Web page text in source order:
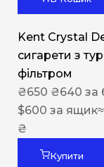
Kent Crystal
сигарети з
фільтром
₴650 ₴640 за
$600 за ящик
₴
Купити